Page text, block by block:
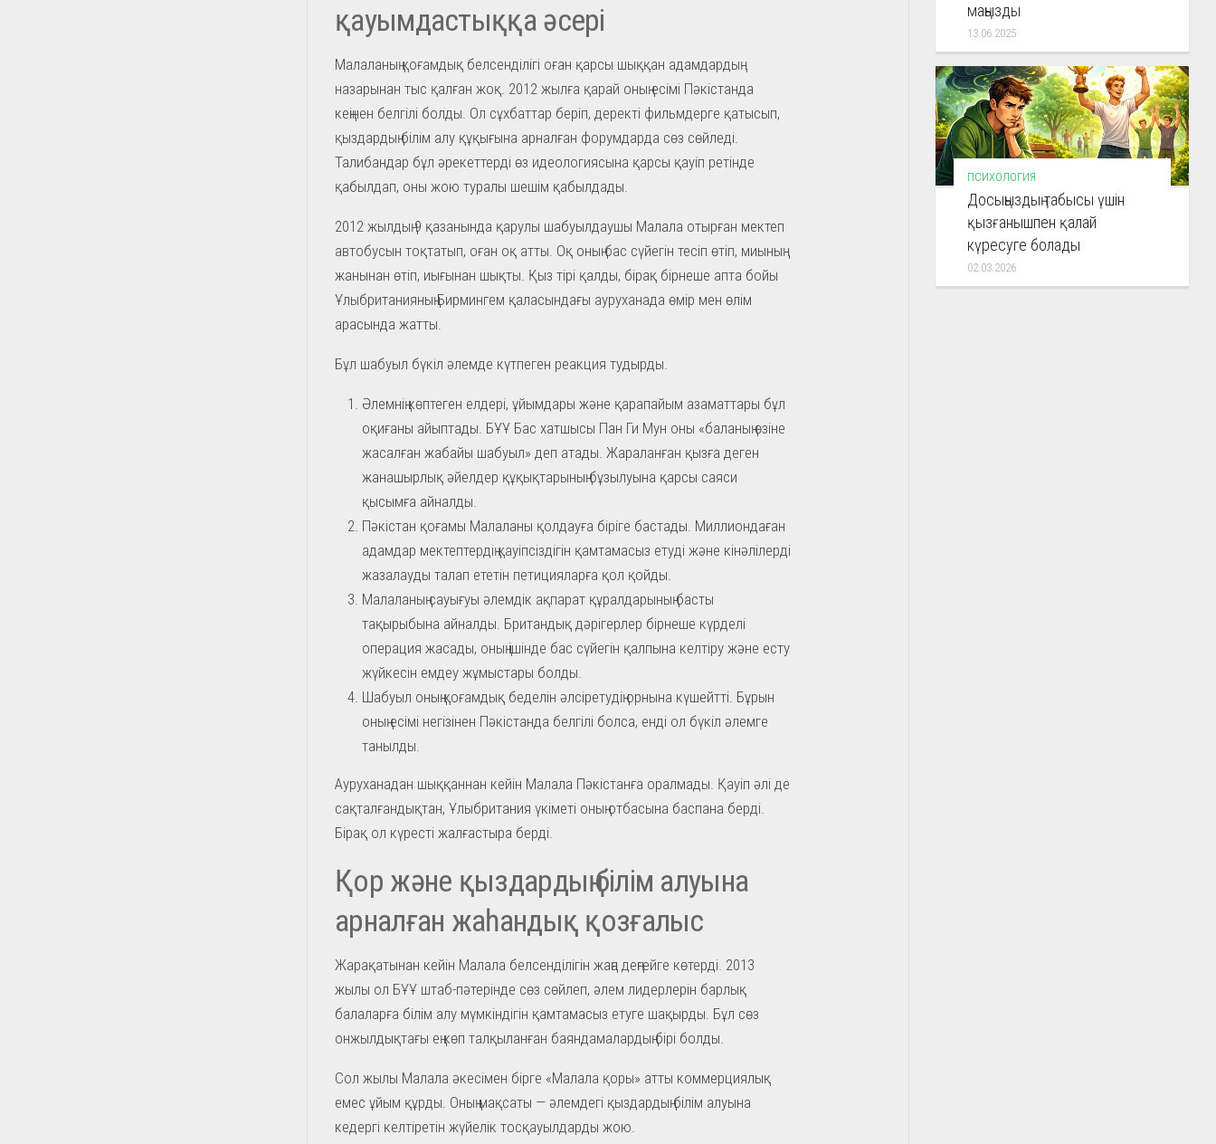
қауымдастыққа әсері
Малаланың қоғамдық белсенділігі оған қарсы шыққан адамдардың
назарынан тыс қалған жоқ. 2012 жылға қарай оның есімі Пәкістанда
кеңінен белгілі болды. Ол сұхбаттар беріп, деректі фильмдерге қатысып,
қыздардың білім алу құқығына арналған форумдарда сөз сөйледі.
Талибандар бұл әрекеттерді өз идеологиясына қарсы қауіп ретінде
қабылдап, оны жою туралы шешім қабылдады.
2012 жылдың 9 қазанында қарулы шабуылдаушы Малала отырған мектеп
автобусын тоқтатып, оған оқ атты. Оқ оның бас сүйегін тесіп өтіп, миының
жанынан өтіп, иығынан шықты. Қыз тірі қалды, бірақ бірнеше апта бойы
Ұлыбританияның Бирмингем қаласындағы ауруханада өмір мен өлім
арасында жатты.
Бұл шабуыл бүкіл әлемде күтпеген реакция тудырды.
Әлемнің көптеген елдері, ұйымдары және қарапайым азаматтары бұл
оқиғаны айыптады. БҰҰ Бас хатшысы Пан Ги Мун оны «баланың өзіне
жасалған жабайы шабуыл» деп атады. Жараланған қызға деген
жанашырлық әйелдер құқықтарының бұзылуына қарсы саяси
қысымға айналды.
Пәкістан қоғамы Малаланы қолдауға біріге бастады. Миллиондаған
адамдар мектептердің қауіпсіздігін қамтамасыз етуді және кінәлілерді
жазалауды талап ететін петицияларға қол қойды.
Малаланың сауығуы әлемдік ақпарат құралдарының басты
тақырыбына айналды. Британдық дәрігерлер бірнеше күрделі
операция жасады, оның ішінде бас сүйегін қалпына келтіру және есту
жүйкесін емдеу жұмыстары болды.
Шабуыл оның қоғамдық беделін әлсіретудің орнына күшейтті. Бұрын
оның есімі негізінен Пәкістанда белгілі болса, енді ол бүкіл әлемге
танылды.
Ауруханадан шыққаннан кейін Малала Пәкістанға оралмады. Қауіп әлі де
сақталғандықтан, Ұлыбритания үкіметі оның отбасына баспана берді.
Бірақ ол күресті жалғастыра берді.
Қор және қыздардың білім алуына
арналған жаһандық қозғалыс
Жарақатынан кейін Малала белсенділігін жаңа деңгейге көтерді. 2013
жылы ол БҰҰ штаб-пәтерінде сөз сөйлеп, әлем лидерлерін барлық
балаларға білім алу мүмкіндігін қамтамасыз етуге шақырды. Бұл сөз
онжылдықтағы ең көп талқыланған баяндамалардың бірі болды.
Сол жылы Малала әкесімен бірге «Малала қоры» атты коммерциялық
емес ұйым құрды. Оның мақсаты — әлемдегі қыздардың білім алуына
кедергі келтіретін жүйелік тосқауылдарды жою.
маңызды
13.06.2025
ПСИХОЛОГИЯ
Досыңыздың табысы үшін
қызғанышпен қалай
күресуге болады
02.03.2026